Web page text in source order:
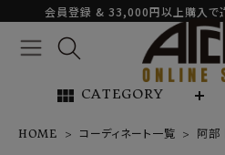
会員登録 & 33,000円以上購入で送
view_module CATEGORY
HOME コーディネート一覧 阿部